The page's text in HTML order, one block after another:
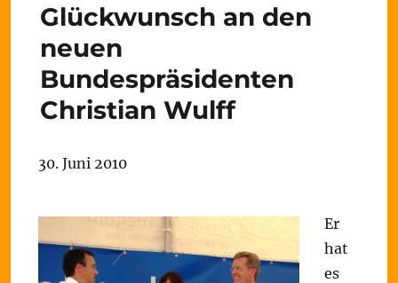
Glückwunsch an den
neuen
Bundespräsidenten
Christian Wulff
30. Juni 2010
Er
hat
es